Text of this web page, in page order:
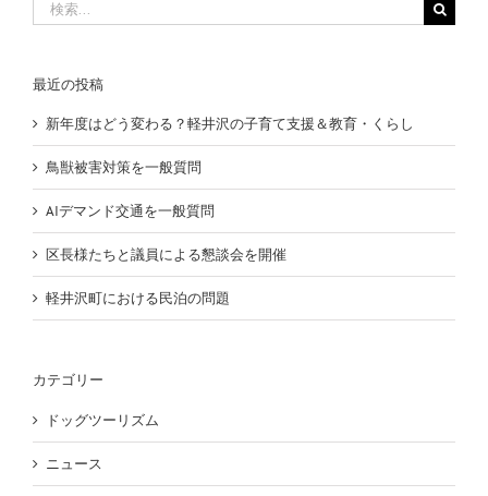
索
最近の投稿
新年度はどう変わる？軽井沢の子育て支援＆教育・くらし
鳥獣被害対策を一般質問
AIデマンド交通を一般質問
区長様たちと議員による懇談会を開催
軽井沢町における民泊の問題
カテゴリー
ドッグツーリズム
ニュース